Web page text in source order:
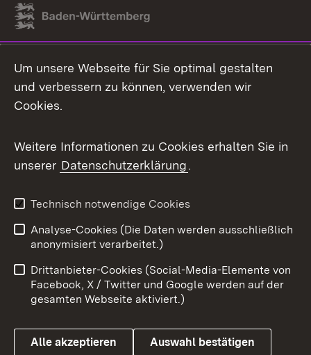
Link zum Landesportal
Um unsere Webseite für Sie optimal gestalten
und verbessern zu können, verwenden wir
Cookies.
Weitere Informationen zu Cookies erhalten Sie in
unserer Datenschutzerklärung.
Technisch notwendige Cookies
Analyse-Cookies (Die Daten werden ausschließlich
anonymisiert verarbeitet.)
Drittanbieter-Cookies (Social-Media-Elemente von
Facebook, X / Twitter und Google werden auf der
gesamten Webseite aktiviert.)
Alle akzeptieren Auswahl bestätigen